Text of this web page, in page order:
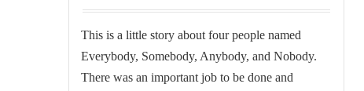
This is a little story about four people named
Everybody, Somebody, Anybody, and Nobody.
There was an important job to be done and